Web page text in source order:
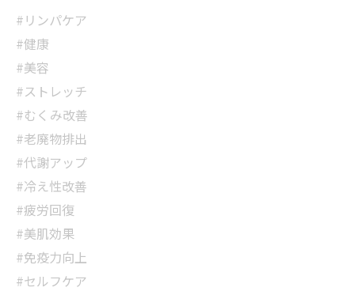
#リンパケア
#健康
#美容
#ストレッチ
#むくみ改善
#老廃物排出
#代謝アップ
#冷え性改善
#疲労回復
#美肌効果
#免疫力向上
#セルフケア